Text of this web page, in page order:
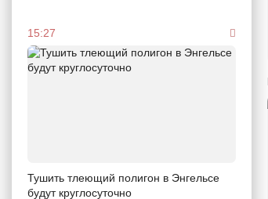
15:27
Тушить тлеющий полигон в Энгельсе
будут круглосуточно